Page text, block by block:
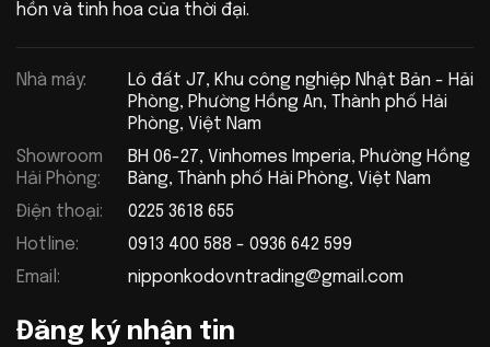
hồn và tinh hoa của thời đại.
Nhà máy:
Lô đất J7, Khu công nghiệp Nhật Bản - Hải
Phòng, Phường Hồng An, Thành phố Hải
Phòng, Việt Nam
Showroom
Hải Phòng:
BH 06-27, Vinhomes Imperia, Phường Hồng
Bàng, Thành phố Hải Phòng, Việt Nam
Điện thoại:
0225 3618 655
Hotline:
0913 400 588 - 0936 642 599
Email:
nipponkodovntrading@gmail.com
Đăng ký nhận tin